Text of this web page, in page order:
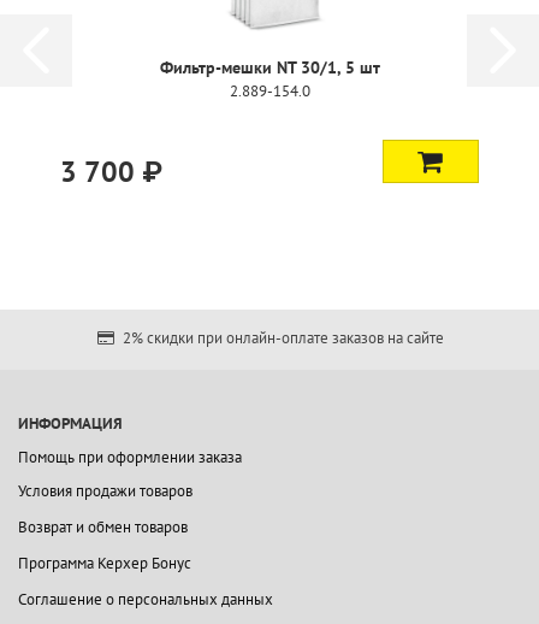
Плоский фильтр PTFE для NT
6.907-455.0
18 700 ₽
2% скидки при онлайн-оплате заказов на сайте
ИНФОРМАЦИЯ
Помощь при оформлении заказа
Условия продажи товаров
Возврат и обмен товаров
Программа Керхер Бонус
Соглашение о персональных данных